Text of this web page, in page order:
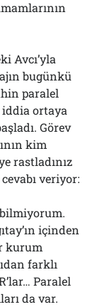
İsyan Etti:“Bizi
Avcı’yla
bugünkü
paralel
iddia ortaya
Görev
kim
rastladınız
veriyor:
içinden
kurum
farklı
Paralel
da var.